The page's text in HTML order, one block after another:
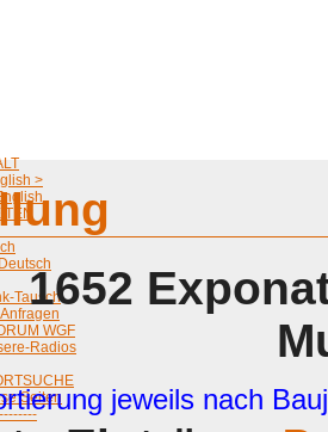
>
Tausch
WGF
Radios
Seiten
1652
jeweils nach